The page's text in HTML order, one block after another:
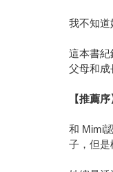
我不知道
這本書紀
父母和
【推薦
和 Mimi
子，但是